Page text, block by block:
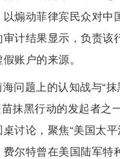
煽动菲律宾民众对
审计结果显示，负责
账户的来源。
海问题上的认知战与“
抹黑行动的发起者之
讨论，聚焦“美国太
尔特曾在美国陆军